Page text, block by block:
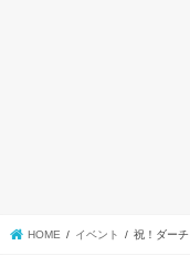
HOME イベント 祝！ダー